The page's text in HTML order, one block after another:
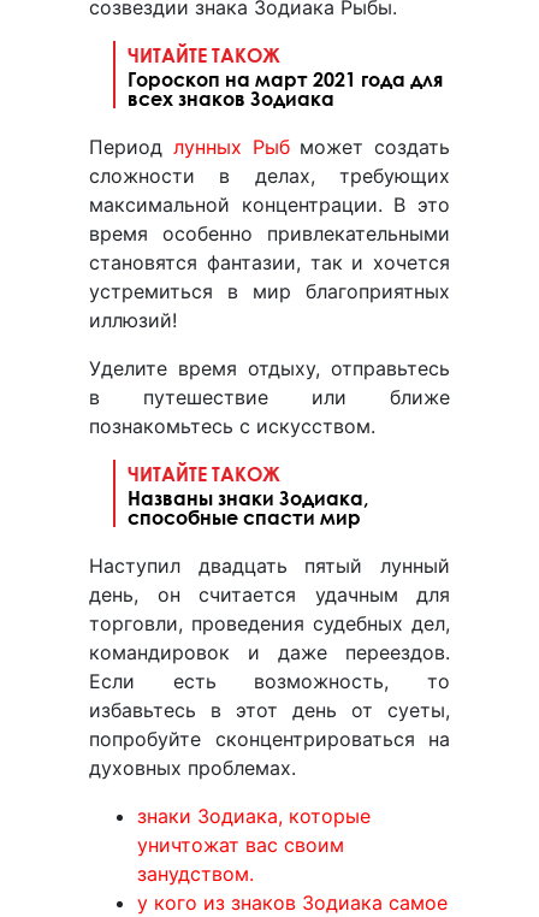
созвездии знака Зодиака Рыбы.
ЧИТАЙТЕ ТАКОЖ
Гороскоп на март 2021 года для
всех знаков Зодиака
Период лунных Рыбможет создать
сложности в делах, требующих
максимальной концентрации. В это
время особенно привлекательными
становятся фантазии, так и хочется
устремиться в мир благоприятных
иллюзий!
Уделите время отдыху, отправьтесь
в путешествие или ближе
познакомьтесь с искусством.
ЧИТАЙТЕ ТАКОЖ
Названы знаки Зодиака,
способные спасти мир
Наступил двадцать пятый лунный
день, он считается удачным для
торговли, проведения судебных дел,
командировок и даже переездов.
Если есть возможность, то
избавьтесь в этот день от суеты,
попробуйте сконцентрироваться на
духовных проблемах.
знаки Зодиака, которые
уничтожат вас своим
занудством.
у кого из знаков Зодиака самое